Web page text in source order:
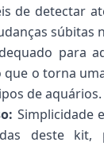
de detectar
súbitas
para
que o torna
de aquários.
Simplicidade
deste kit,